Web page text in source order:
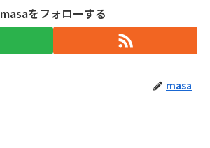
masaをフォローする
masa